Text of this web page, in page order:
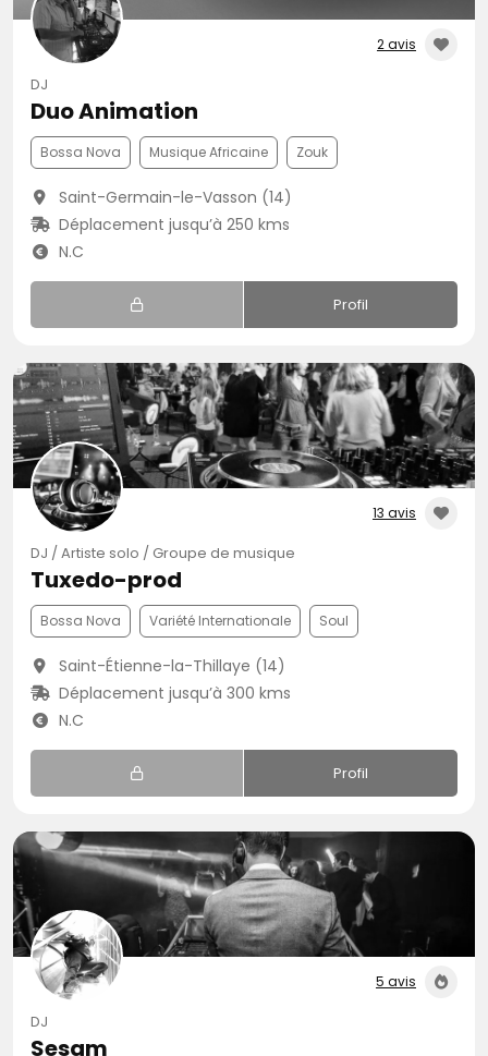
2 avis
DJ
Duo Animation
Bossa Nova Musique Africaine Zouk
Saint-Germain-le-Vasson (14)
Déplacement jusqu’à 250 kms
N.C
Profil
13 avis
DJ / Artiste solo / Groupe de musique
Tuxedo-prod
Bossa Nova Variété Internationale Soul
Saint-Étienne-la-Thillaye (14)
Déplacement jusqu’à 300 kms
N.C
Profil
5 avis
DJ
Sesam